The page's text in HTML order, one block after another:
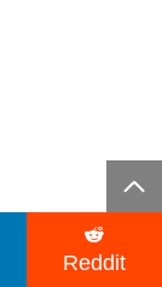

Reddit
